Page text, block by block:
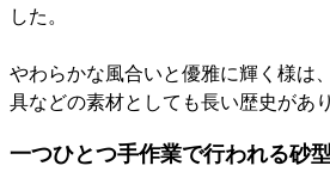
した。
やわらかな風合いと優雅に輝く様は
具などの素材としても長い歴史があ
一つひとつ手作業で行われる砂